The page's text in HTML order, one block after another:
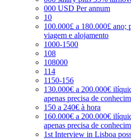
000 USD Per annum
10
100.000£ a 180.000£ ano;
viagem e alojamento
1000-1500
108
108000
114
1150-156
130.000€ a 200.000€
apenas precisa de
150 a 240€ à hora
160.000€ a 200.000€
apenas precisa de
1st Interview in Lisboa